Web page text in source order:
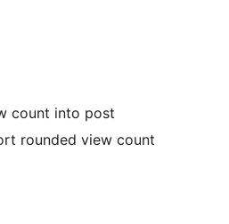
count into post
rounded view count